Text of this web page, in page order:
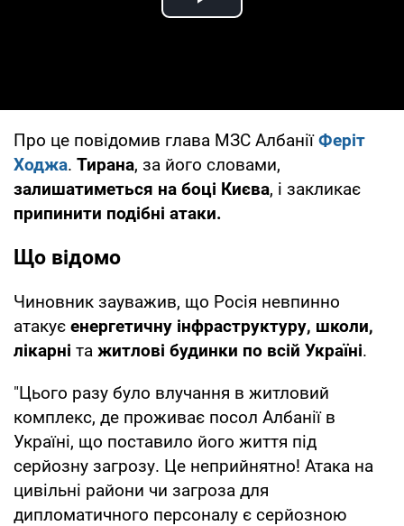
Play Video
Про це повідомив глава МЗС АлбаніїФеріт
Ходжа. Тирана, за його словами,
залишатиметься на боці Києва, і закликає
припинити подібні атаки.
Що відомо
Чиновник зауважив, що Росія невпинно
атакує енергетичну інфраструктуру, школи,
лікарні та житлові будинки по всій Україні.
"Цього разу було влучання в житловий
комплекс, де проживає посол Албанії в
Україні, що поставило його життя під
серйозну загрозу. Це неприйнятно! Атака на
цивільні райони чи загроза для
дипломатичного персоналу є серйозною